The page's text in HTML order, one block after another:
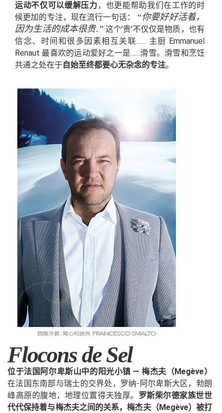
运动不仅可以缓解压力，也更能帮助我们在工作的时
候更加的专注，现在流行一句话：
“你要好好活着，
因为生活的成本很贵.” 这个'贵'不仅仅是物质，也有
信念、时间和很多因素相互关联…… 主厨 Emmanuel
Renaut 最喜欢的运动爱好之一是……滑雪。滑雪和烹饪
共通之处在于自始至终都要心无杂念的专注。
Flocons de Sel
位于法国阿尔卑斯山中的阳光小镇 — 梅杰夫（Megève）
在法国东南部与瑞士的交界处，罗纳-阿尔卑斯大区，勃朗
峰高原的腹地，地理位置得天独厚。 罗斯柴尔德家族世世
代代保持着与梅杰夫之间的关系，梅杰夫（Megève）被打